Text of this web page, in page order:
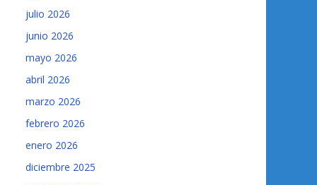
julio 2026
junio 2026
mayo 2026
abril 2026
marzo 2026
febrero 2026
enero 2026
diciembre 2025